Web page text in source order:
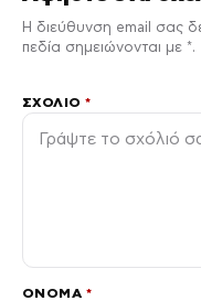
Η διεύθυνση email σας
πεδία σημειώνονται με *.
ΣΧΌΛΙΟ*
ΌΝΟΜΑ *